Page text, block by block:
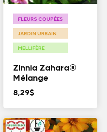
FLEURS COUPÉES
JARDIN URBAIN
MELLIFÈRE
Zinnia Zahara®
Mélange
8,29$